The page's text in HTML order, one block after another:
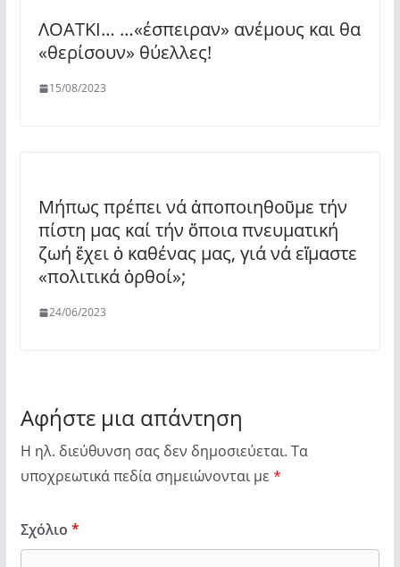
ΛΟΑΤΚΙ… …«έσπειραν» ανέμους και θα
«θερίσουν» θύελλες!
15/08/2023
Μήπως πρέπει νά ἀποποιηθοῦμε τήν
πίστη μας καί τήν ὅποια πνευματική
ζωή ἔχει ὁ καθένας μας, γιά νά εἴμαστε
«πολιτικά ὀρθοί»;
24/06/2023
Αφήστε μια απάντηση
Η ηλ. διεύθυνση σας δεν δημοσιεύεται. Τα
υποχρεωτικά πεδία σημειώνονται με *
Σχόλιο *